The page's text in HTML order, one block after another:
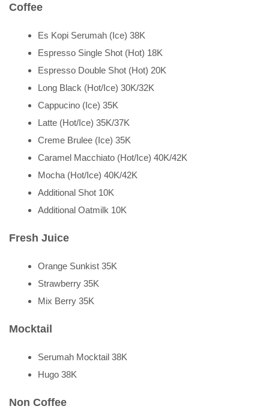
Coffee
Es Kopi Serumah (Ice) 38K
Espresso Single Shot (Hot) 18K
Espresso Double Shot (Hot) 20K
Long Black (Hot/Ice) 30K/32K
Cappucino (Ice) 35K
Latte (Hot/Ice) 35K/37K
Creme Brulee (Ice) 35K
Caramel Macchiato (Hot/Ice) 40K/42K
Mocha (Hot/Ice) 40K/42K
Additional Shot 10K
Additional Oatmilk 10K
Fresh Juice
Orange Sunkist 35K
Strawberry 35K
Mix Berry 35K
Mocktail
Serumah Mocktail 38K
Hugo 38K
Non Coffee